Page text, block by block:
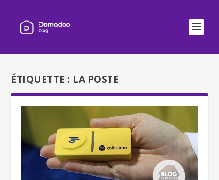
ÉTIQUETTE : LA POSTE